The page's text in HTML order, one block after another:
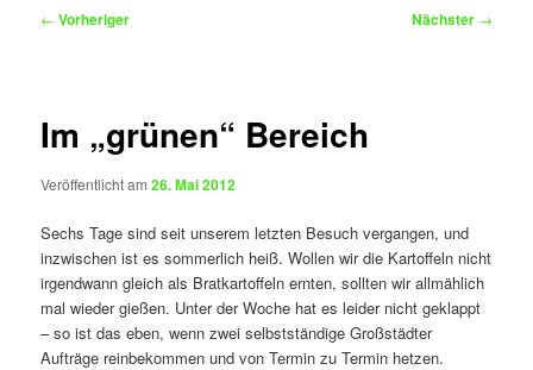
Beitragsnavigation
← Vorheriger Nächster →
Im „grünen“ Bereich
Veröffentlicht am26. Mai 2012
Sechs Tage sind seit unserem letzten Besuch vergangen, und
inzwischen ist es sommerlich heiß. Wollen wir die Kartoffeln nicht
irgendwann gleich als Bratkartoffeln ernten, sollten wir allmählich
mal wieder gießen. Unter der Woche hat es leider nicht geklappt
– so ist das eben, wenn zwei selbstständige Großstädter
Aufträge reinbekommen und von Termin zu Termin hetzen.